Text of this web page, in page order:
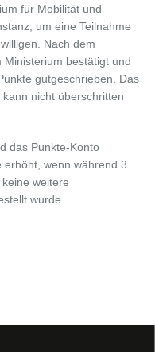
für Mobilität und
um eine Teilnahme
Nach dem
Ministerium bestätigt und
gutgeschrieben. Das
nicht überschritten
das Punkte-Konto
wenn während 3
weitere
wurde.